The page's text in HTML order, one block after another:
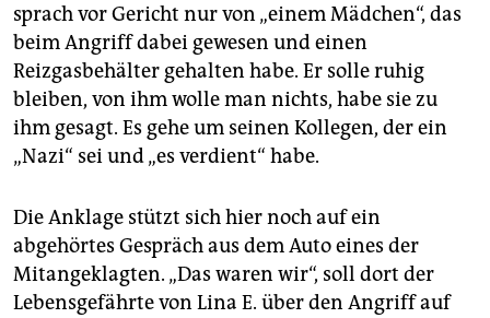
sprach vor Gericht nur von „einem Mädchen“, das
beim Angriff dabei gewesen und einen
Reizgasbehälter gehalten habe. Er solle ruhig
bleiben, von ihm wolle man nichts, habe sie zu
ihm gesagt. Es gehe um seinen Kollegen, der ein
„Nazi“ sei und „es verdient“ habe.
Die Anklage stützt sich hier noch auf ein
abgehörtes Gespräch aus dem Auto eines der
Mitangeklagten. „Das waren wir“, soll dort der
Lebensgefährte von Lina E. über den Angriff auf